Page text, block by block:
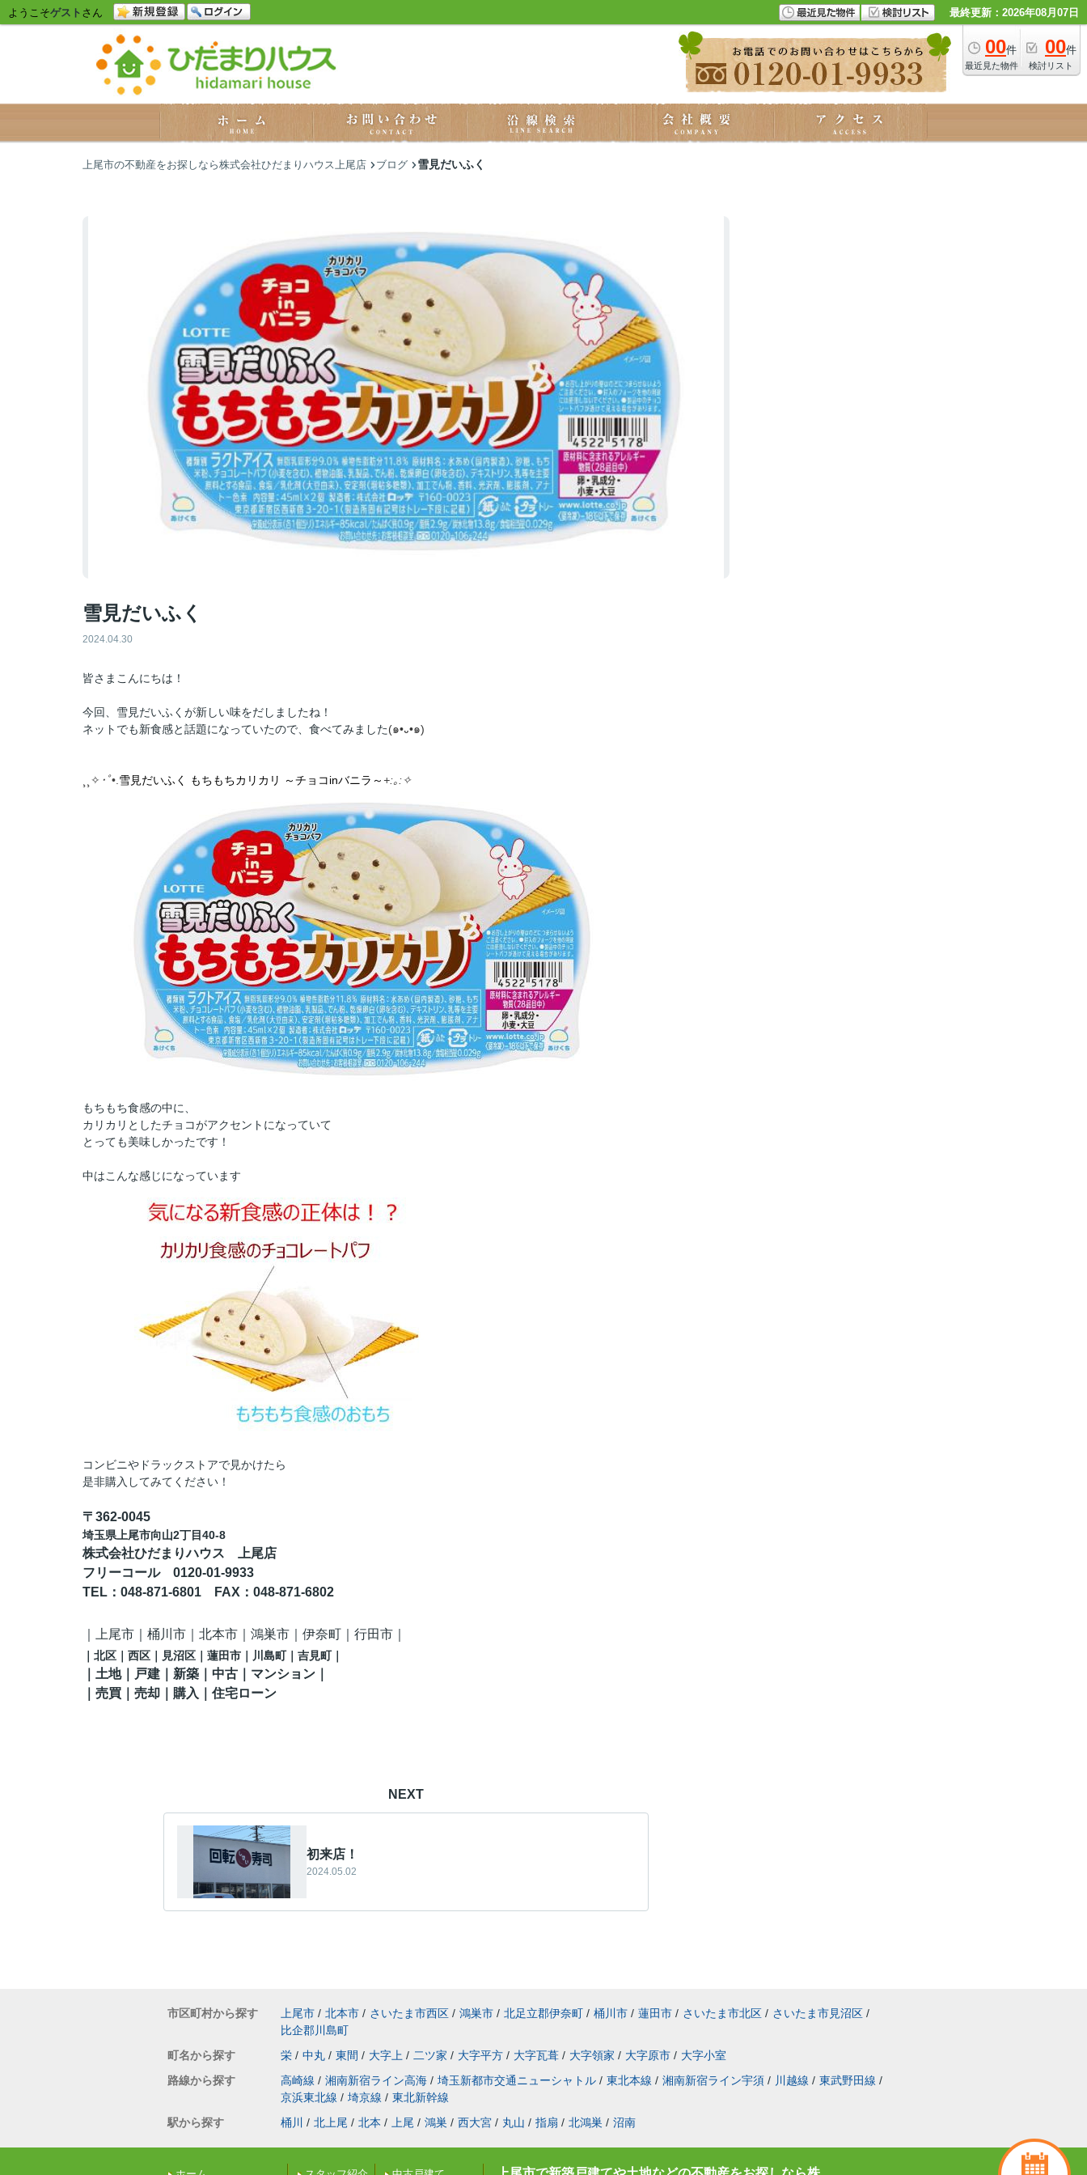
ようこそゲスト さん 最終更新：2026年08月07日
00件
最近見た物件
00件
検討リスト
上尾市の不動産をお探しなら株式会社ひだまりハウス上尾店 ブログ 雪見だいふく
雪見だいふく
2024.04.30
皆さまこんにちは！
今回、雪見だいふくが新しい味をだしましたね！
ネットでも新食感と話題になっていたので、食べてみました(๑•᎑•๑)
¸¸✧ ･ﾟ•. 雪見だいふく もちもちカリカリ ～チョコinバニラ～ +:｡:✧
もちもち食感の中に、
カリカリとしたチョコがアクセントになっていて
とっても美味しかったです！
中はこんな感じになっています
コンビニやドラックストアで見かけたら
是非購入してみてください！
〒362-0045
埼玉県上尾市向山2丁目40-8
株式会社ひだまりハウス 上尾店
フリーコール 0120-01-9933
TEL ：048-871-6801 FAX ： 048-871-6802
上尾市｜桶川市｜北本市｜鴻巣市｜伊奈町 ｜行田市
北区 ｜西区｜見沼区 ｜蓮田市 ｜川島町｜吉見町｜
｜土地｜戸建｜新築｜中古｜マンション｜
｜売買｜売却｜購入｜住宅ローン
NEXT
初来店！
2024.05.02
市区町村から探す 上尾市 / 北本市 / さいたま市西区 / 鴻巣市 / 北足立郡伊奈町 / 桶川市 / 蓮田市 / さいたま市北区 / さいたま市見沼区 /
比企郡川島町
町名から探す
栄 / 中丸 / 東間 / 大字上 / 二ツ家 / 大字平方 / 大字瓦葺 / 大字領家 / 大字原市 / 大字小室
路線から探す
高崎線 / 湘南新宿ライン高海 / 埼玉新都市交通ニューシャトル / 東北本線 / 湘南新宿ライン宇須 / 川越線 / 東武野田線 /
京浜東北線 / 埼京線 / 東北新幹線
駅から探す
桶川 / 北上尾 / 北本 / 上尾 / 鴻巣 / 西大宮 / 丸山 / 指扇 / 北鴻巣 / 沼南